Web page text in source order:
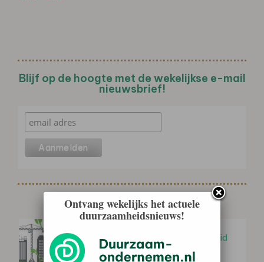
Blijf op de hoogte met de wekelijkse e-mail
nieuwsbrief!
Gerelateerd nieuws
vastgesteld: inkoopkracht overheid
gericht inzetten voor…
Ontvang wekelijks het actuele
duurzaamheidsnieuws!